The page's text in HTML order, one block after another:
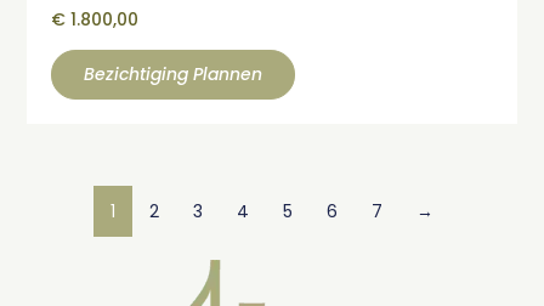
€ 1.800,00
Bezichtiging Plannen
1 2 3 4 5 6 7 →